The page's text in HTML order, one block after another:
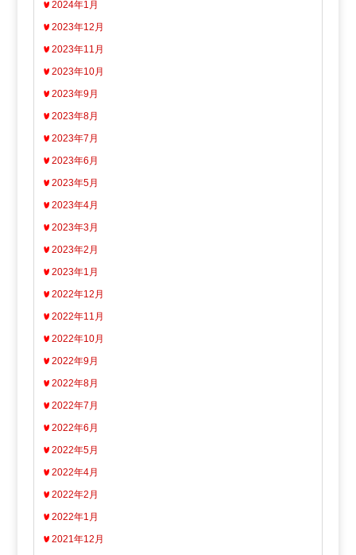
2024年1月
2023年12月
2023年11月
2023年10月
2023年9月
2023年8月
2023年7月
2023年6月
2023年5月
2023年4月
2023年3月
2023年2月
2023年1月
2022年12月
2022年11月
2022年10月
2022年9月
2022年8月
2022年7月
2022年6月
2022年5月
2022年4月
2022年2月
2022年1月
2021年12月